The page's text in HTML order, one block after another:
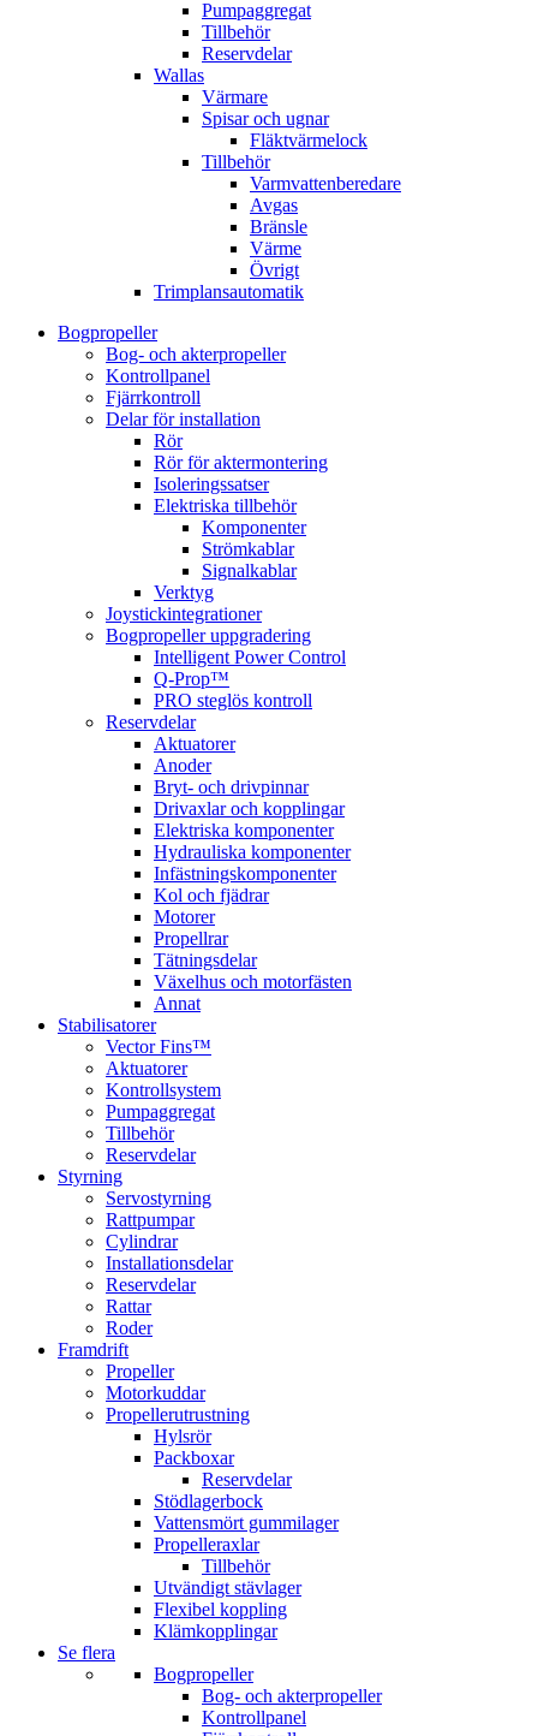
Pumpaggregat
Tillbehör
Reservdelar
Wallas
Värmare
Spisar och ugnar
Fläktvärmelock
Tillbehör
Varmvattenberedare
Avgas
Bränsle
Värme
Övrigt
Trimplansautomatik
Bogpropeller
Bog- och akterpropeller
Kontrollpanel
Fjärrkontroll
Delar för installation
Rör
Rör för aktermontering
Isoleringssatser
Elektriska tillbehör
Komponenter
Strömkablar
Signalkablar
Verktyg
Joystickintegrationer
Bogpropeller uppgradering
Intelligent Power Control
Q-Prop™
PRO steglös kontroll
Reservdelar
Aktuatorer
Anoder
Bryt- och drivpinnar
Drivaxlar och kopplingar
Elektriska komponenter
Hydrauliska komponenter
Infästningskomponenter
Kol och fjädrar
Motorer
Propellrar
Tätningsdelar
Växelhus och motorfästen
Annat
Stabilisatorer
Vector Fins™
Aktuatorer
Kontrollsystem
Pumpaggregat
Tillbehör
Reservdelar
Styrning
Servostyrning
Rattpumpar
Cylindrar
Installationsdelar
Reservdelar
Rattar
Roder
Framdrift
Propeller
Motorkuddar
Propellerutrustning
Hylsrör
Packboxar
Reservdelar
Stödlagerbock
Vattensmört gummilager
Propelleraxlar
Tillbehör
Utvändigt stävlager
Flexibel koppling
Klämkopplingar
Se flera
Bogpropeller
Bog- och akterpropeller
Kontrollpanel